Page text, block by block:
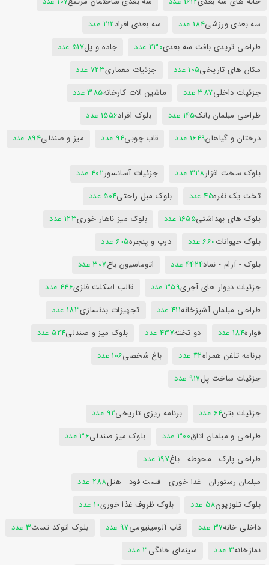
سه بعدی ورزشی184 عدد سه بعدی افراد212 عدد
طراحی تریدی بافت سه بعدی230 عدد جاده و پل517 عدد
مکان های تاریخی105 عدد جزئیات معماری723 عدد
جزئیات داخلی387 عدد ماشین الات کارخانه385 عدد
طراحی مبلمان بانک145 عدد بلوک افراد1556 عدد
درختان و گیاهان1649 عدد قاب چوبی94 عدد میز و صندلی894 عدد
بلوک سخت افزار328 عدد جزئیات آسانسور402 عدد
تخت یک نفره45 عدد بلوک مبل راحتی504 عدد
بلوک های بهداشتی1655 عدد بلوک میز ناهار خوری123 عدد
بلوک حیوانات660 عدد درب و پنجره605 عدد
بلوک - آرام - نماد4424 عدد اتوماسیون باغ307 عدد
جزئیات دیوار های آجری359 عدد قالب اسکلت فلزی446 عدد
طراحی مبلمان آشپزخانه411 عدد تجهیزات بدنسازی183 عدد
فواره184 عدد دو تخته437 عدد بلوک میز و صندلی524 عدد
برنامه تلفن همراه42 عدد باغ شخصی106 عدد
جزئیات ساخت پل917 عدد
جزئیات بتن64 عدد برنامه ریزی تاریخی92 عدد
طراحی و مبلمان اتاق300 عدد بلوک میز صندلی36 عدد
طراحی پارک - محوطه - باغ197 عدد
مبلمان رستوران - غذا خوری - فست فود - هتل288 عدد
بلوک تلوزیون58 عدد بلوک ظروف غذا خوری10 عدد
داخلی خانه37 عدد قاب آلومینیومی97 عدد بلوک اتوکد تست3 عدد
نمازخانه3 عدد سینمای خانگی3 عدد